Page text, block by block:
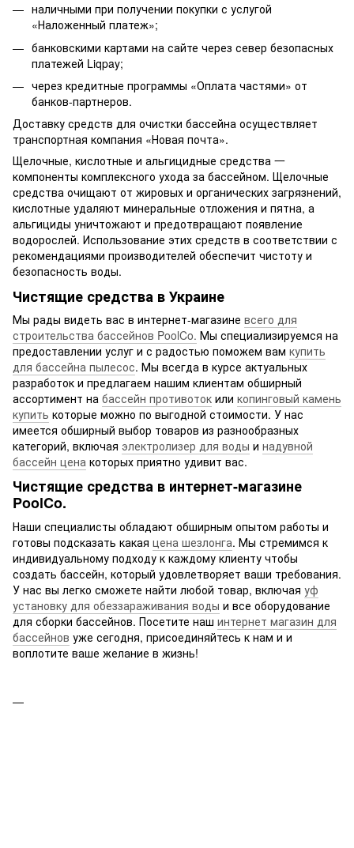
наличными при получении покупки с услугой
«Наложенный платеж»;
банковскими картами на сайте через север безопасных
платежей Liqpay;
через кредитные программы «Оплата частями» от
банков-партнеров.
Доставку средств для очистки бассейна осуществляет
транспортная компания «Новая почта».
Щелочные, кислотные и альгицидные средства 一
компоненты комплексного ухода за бассейном. Щелочные
средства очищают от жировых и органических загрязнений,
кислотные удаляют минеральные отложения и пятна, а
альгициды уничтожают и предотвращают появление
водорослей. Использование этих средств в соответствии с
рекомендациями производителей обеспечит чистоту и
безопасность воды.
Чистящие средства в Украине
Мы рады видеть вас в интернет-магазине всего для
строительства бассейнов PoolCo. Мы специализируемся на
предоставлении услуг и с радостью поможем вам купить
для бассейна пылесос. Мы всегда в курсе актуальных
разработок и предлагаем нашим клиентам обширный
ассортимент на бассейн противоток или копинговый камень
купить которые можно по выгодной стоимости. У нас
имеется обширный выбор товаров из разнообразных
категорий, включая электролизер для воды и надувной
бассейн цена которых приятно удивит вас.
Чистящие средства в интернет-магазине
PoolCo.
Наши специалисты обладают обширным опытом работы и
готовы подсказать какая цена шезлонга. Мы стремимся к
индивидуальному подходу к каждому клиенту чтобы
создать бассейн, который удовлетворяет ваши требования.
У нас вы легко сможете найти любой товар, включая уф
установку для обеззараживания воды и все оборудование
для сборки бассейнов. Посетите наш интернет магазин для
бассейнов уже сегодня, присоединяйтесь к нам и и
воплотите ваше желание в жизнь!